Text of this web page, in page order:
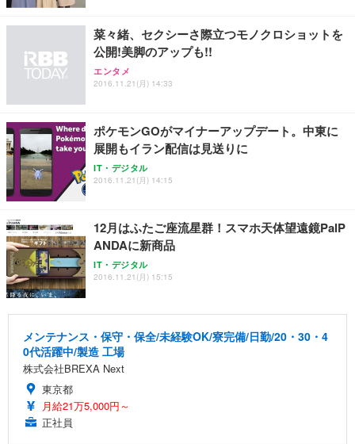
務用 おしゃれ パソコンチェア (ホワイト)
ANDWINT オフィスチェア デスクチェア 肘なし メ
ッシュ 通気性 ランバーサポート付き 腰サポート ガ
ス圧無段階昇降 360度回転 キャスター付き コンパク
【MiniLED/24.5inch/280Hz/FHD】GRAPHT THE S
HOOTER Gaming Monitor 24” Essential ゲーミン
グモニター QD 24.5インチ 1ms FHD 量子ドット 残
アイリスオーヤマ ペットシーツ 超厚型 お徳用 レギ
ュラー 200枚入【Amazon.co.jp限定】
菜々緒、セクシーさ際立つモノクロショットを
公開!美脚のアップも!!
エンタメ
2016.11.21(月) 14:33
ポケモンGOがマイナーアップデート。中東に
展開もイラン配信は見送りに
IT・デジタル
2016.11.21(月) 14:15
12月はふたご座流星群！スマホ天体望遠鏡PalP
ANDAに新商品
IT・デジタル
2016.11.21(月) 15:15
メンテナンス・保守・保全/未経験OK/寮完備/日勤/20・30・4
0代活躍中/製造 工場
株式会社BREXA Next
東京都
月給21万5,000円～
正社員